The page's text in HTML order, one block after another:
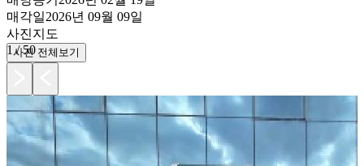
매각일2026년 09월 09일
사진지도
1 /50
사진 전체보기